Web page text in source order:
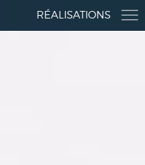
RÉALISATIONS